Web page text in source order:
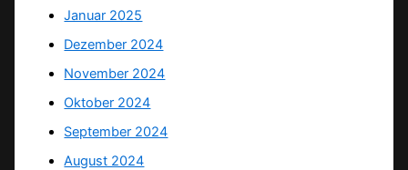
Januar 2025
Dezember 2024
November 2024
Oktober 2024
September 2024
August 2024